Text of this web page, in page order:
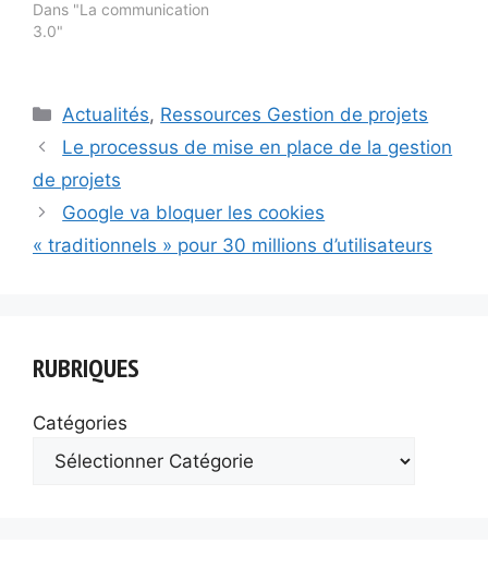
Dans "La communication
3.0"
Catégories
Actualités, Ressources Gestion de projets
Le processus de mise en place de la gestion
de projets
Google va bloquer les cookies
« traditionnels » pour 30 millions d’utilisateurs
RUBRIQUES
Catégories